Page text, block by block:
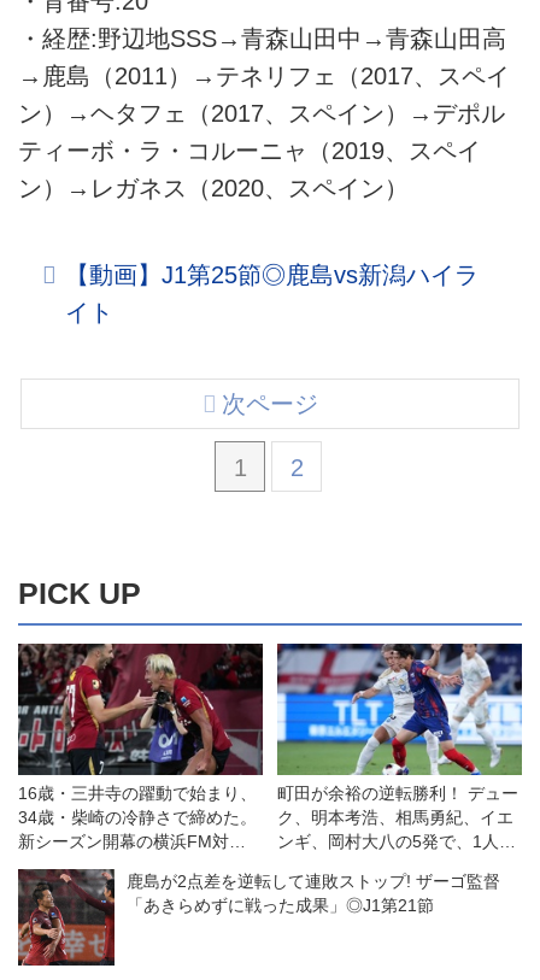
・経歴:野辺地SSS→青森山田中→青森山田高
→鹿島（2011）→テネリフェ（2017、スペイ
ン）→ヘタフェ（2017、スペイン）→デポル
ティーボ・ラ・コルーニャ（2019、スペイ
ン）→レガネス（2020、スペイン）
【動画】J1第25節◎鹿島vs新潟ハイラ
イト
1 2
次ページ
PICK UP
16歳・三井寺の躍動で始まり、
34歳・柴崎の冷静さで締めた。
新シーズン開幕の横浜FM対鹿
島は特筆すべき好ゲームだった
◎J１開幕戦
町田が余裕の逆転勝利！ デュー
ク、明本考浩、相馬勇紀、イエ
ンギ、岡村大八の5発で、1人少
第1節
鹿島が2点差を逆転して連敗ストップ! ザーゴ監督
「あきらめずに戦った成果」◎J1第21節